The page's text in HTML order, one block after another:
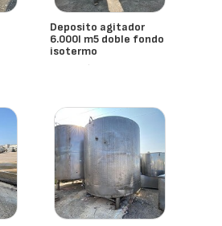
Deposito agitador
6.000l m5 doble fondo
isotermo
- España